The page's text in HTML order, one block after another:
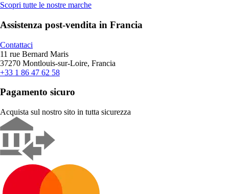
Scopri tutte le nostre marche
Assistenza post-vendita in Francia
Contattaci
11 rue Bernard Maris
37270 Montlouis-sur-Loire, Francia
+33 1 86 47 62 58
Pagamento sicuro
Acquista sul nostro sito in tutta sicurezza